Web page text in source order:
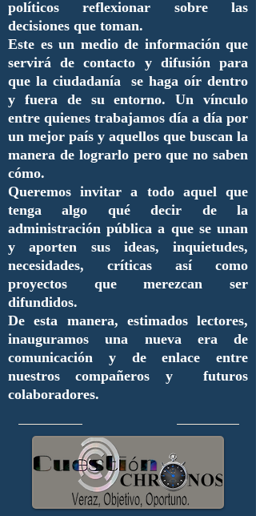
políticos reflexionar sobre las
decisiones que toman.
Este es un medio de información que
servirá de contacto y difusión para
que la ciudadanía se haga oír dentro
y fuera de su entorno. Un vínculo
entre quienes trabajamos día a día por
un mejor país y aquellos que buscan la
manera de lograrlo pero que no saben
cómo.
Queremos invitar a todo aquel que
tenga algo qué decir de la
administración pública a que se unan
y aporten sus ideas, inquietudes,
necesidades, críticas así como
proyectos que merezcan ser
difundidos.
De esta manera, estimados lectores,
inauguramos una nueva era de
comunicación y de enlace entre
nuestros compañeros y futuros
colaboradores.